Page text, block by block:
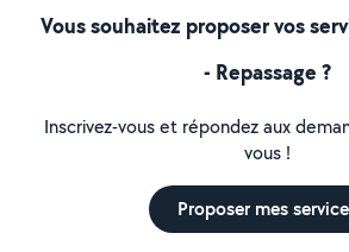
Vous souhaitez proposer vos
- Repassage ?
Inscrivez-vous et répondez aux
vous !
Proposer mes